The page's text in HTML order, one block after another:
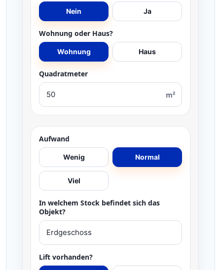
Nein Ja
Wohnung oder Haus?
Wohnung Haus
Quadratmeter
m²
Aufwand
Wenig Normal
Viel
In welchem Stock befindet sich das
Objekt?
Lift vorhanden?